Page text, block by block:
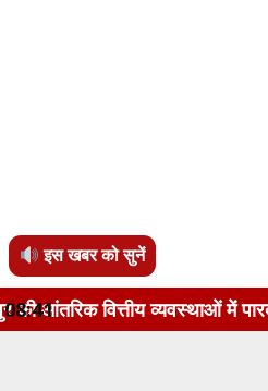
इस खबर को सुनें
में पारदर्शिता को लेकर
08:41